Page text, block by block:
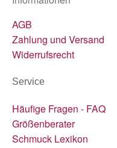
AGB
Zahlung und Versand
Widerrufsrecht
Service
Häufige Fragen - FAQ
Größenberater
Schmuck Lexikon